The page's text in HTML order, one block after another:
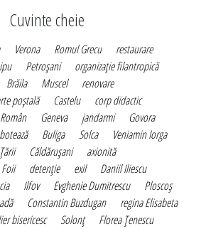
Cuvinte cheie
Verona Romul Grecu
restaurare
Petroşani
organizaţie filantropică
Brăila Muscel
renovare
poştală Castelu
corp didactic
Geneva jandarmi
Govora
Buliga Solca
Veniamin Iorga
Căldăruşani
axionită
detenţie exil
Daniil Iliescu
Ilfov Evghenie Dumitrescu
Ploscoş
Constantin Buzdugan
regina Elisabeta
bisericesc Solonţ Florea Ţenescu